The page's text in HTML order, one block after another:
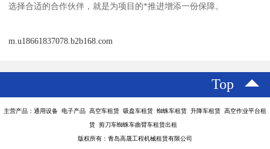
选择合适的合作伙伴，就是为项目的*推进增添一份保障。
m.u18661837078.b2b168.com
Top
主营产品：通用设备 电子产品 高空车租赁 吸盘车租赁 蜘蛛车租赁 升降车租赁 高空作业平台租
赁 剪刀车蜘蛛车曲臂车租赁出租
版权所有：青岛高晟工程机械租赁有限公司